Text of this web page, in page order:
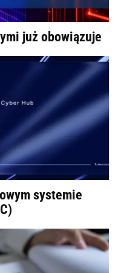
już obowiązuje
systemie